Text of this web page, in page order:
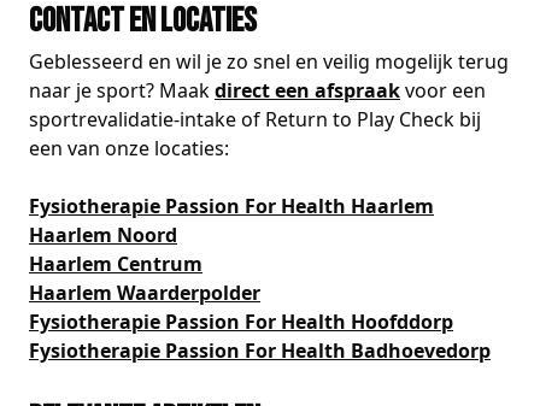
Contact en locaties
Geblesseerd en wil je zo snel en veilig mogelijk terug
naar je sport? Maakdirect een afspraakvoor een
sportrevalidatie-intake of Return to Play Check bij
een van onze locaties:
Fysiotherapie Passion For Health Haarlem
Haarlem Noord
Haarlem Centrum
Haarlem Waarderpolder
Fysiotherapie Passion For Health Hoofddorp
Fysiotherapie Passion For Health Badhoevedorp